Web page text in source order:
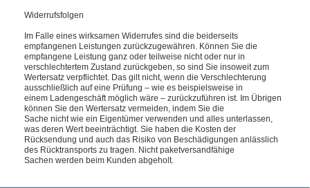
Widerrufsfolgen
Im Falle eines wirksamen Widerrufes sind die beiderseits
empfangenen Leistungen zurückzugewähren. Können Sie die
empfangene Leistung ganz oder teilweise nicht oder nur in
verschlechtertem Zustand zurückgeben, so sind Sie insoweit zum
Wertersatz verpflichtet. Das gilt nicht, wenn die Verschlechterung
ausschließlich auf eine Prüfung – wie es beispielsweise in
einem Ladengeschäft möglich wäre – zurückzuführen ist. Im Übrigen
können Sie den Wertersatz vermeiden, indem Sie die
Sache nicht wie ein Eigentümer verwenden und alles unterlassen,
was deren Wert beeinträchtigt. Sie haben die Kosten der
Rücksendung und auch das Risiko von Beschädigungen anlässlich
des Rücktransports zu tragen. Nicht paketversandfähige
Sachen werden beim Kunden abgeholt.